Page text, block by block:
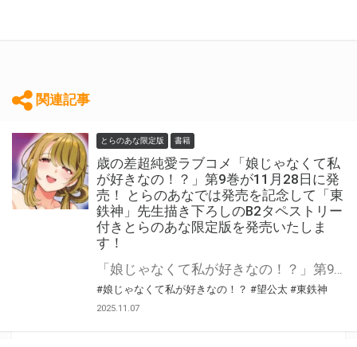
関連記事
とらのあな限定版 書籍
歳の差超純愛ラブコメ「娘じゃなくて私
が好きなの！？」第9巻が11月28日に発
売！ とらのあなでは発売を記念して「東
鉄神」先生描き下ろしのB2タペストリー
付きとらのあな限定版を発売いたしま
す！
#娘じゃなくて私が好きなの！？ #望公太 #東鉄神
2025.11.07